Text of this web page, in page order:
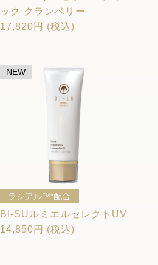
ック クランベリー
17,820円 (税込)
NEW
ラシアル™*配合
BI-SUルミエルセレクトUV
14,850円 (税込)